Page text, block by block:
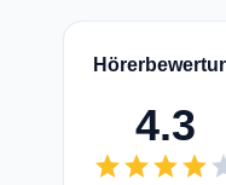
4.3
starstarstarstar